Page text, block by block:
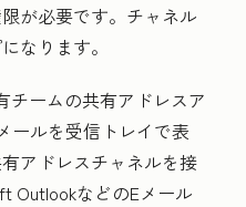
が必要です。チャネル
なります。
チームの共有アドレスア
ールを受信トレイで表
アドレスチャネルを接
OutlookなどのEメール